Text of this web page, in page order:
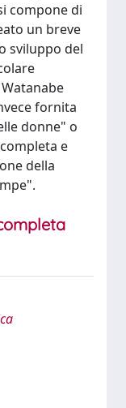
compone di
un breve
sviluppo del
fornita
donne" o
e
della